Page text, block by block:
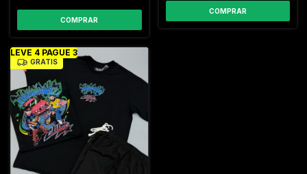
COMPRAR
COMPRAR
LEVE 4 PAGUE 3
GRÁTIS